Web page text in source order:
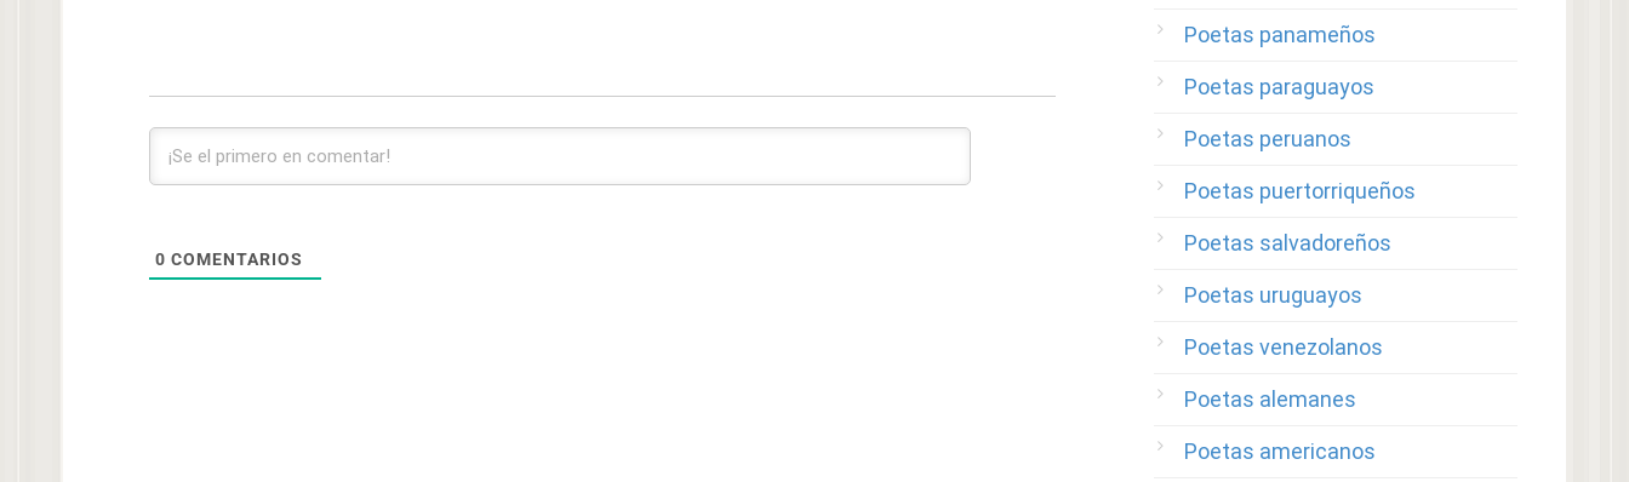
0 COMENTARIOS
Poetas panameños
Poetas paraguayos
Poetas peruanos
Poetas puertorriqueños
Poetas salvadoreños
Poetas uruguayos
Poetas venezolanos
Poetas alemanes
Poetas americanos